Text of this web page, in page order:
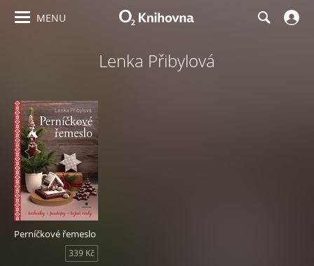
MENU
Lenka Přibylová
Perníčkové řemeslo
339 Kč